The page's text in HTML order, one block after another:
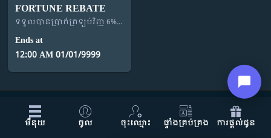
ទាក់ទង​មក​ពួក​យើង
ព័ត៌មាន
ភាសា : ភាសាខ្មែរ
FORTUNE REBATE
ទទួលបានប្រាក់ត្រឡប់វិញ 6% ដោយស្វ័យប្រវត្តិ
Ends at
12:00 AM 01/01/9999
ប្រភេទហ្គេម
មឺនុយ ចូល ចុះឈ្មោះ ផ្ទាំងគ្រប់គ្រង ការផ្តល់ជូន